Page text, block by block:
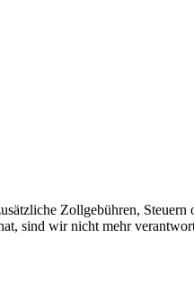
Zollgebühren,
sind wir nicht mehr